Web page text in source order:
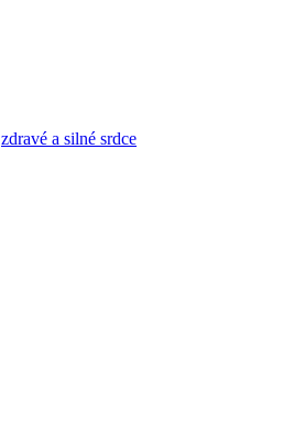
zdravé a silné srdce